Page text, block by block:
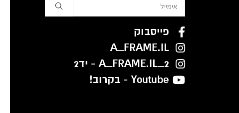
פייסבוק
A_FRAME.IL
A_FRAME.IL_2 - יד2
Youtube - בקרוב!